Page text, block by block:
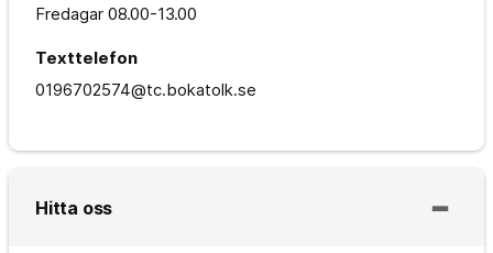
Fredagar 08.00-13.00
Texttelefon
0196702574@tc.bokatolk.se
Hitta oss